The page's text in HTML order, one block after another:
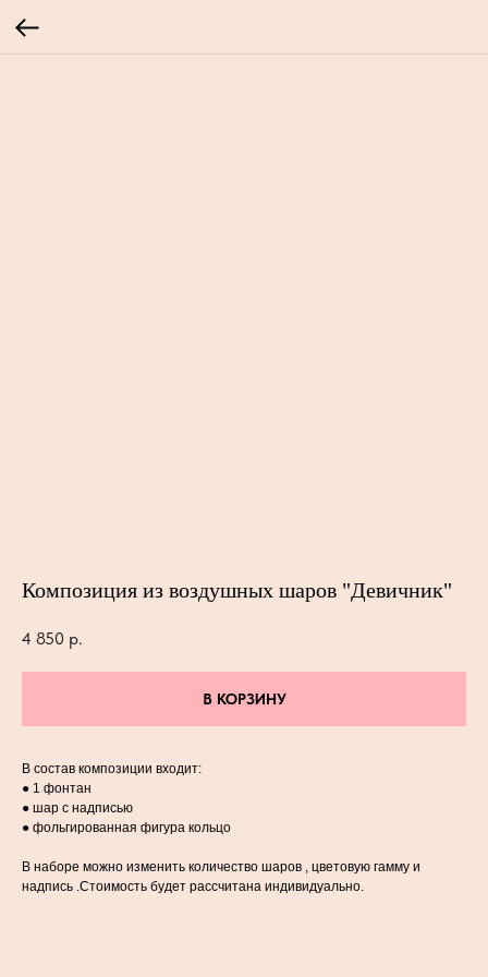
Композиция из воздушных шаров "Девичник"
4 850 р.
В КОРЗИНУ
В состав композиции входит:
● 1 фонтан
● шар с надписью
● фольгированная фигура кольцо
В наборе можно изменить количество шаров , цветовую гамму и
надпись .Стоимость будет рассчитана индивидуально.